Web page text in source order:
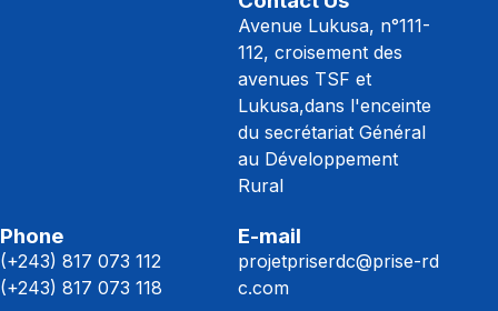
Avenue Lukusa, n°111-
112, croisement des
avenues TSF et
Lukusa,dans l'enceinte
du secrétariat Général
au Développement
Rural
Phone
(+243) 817 073 112
(+243) 817 073 118
E-mail
projetpriserdc@prise-rd
c.com